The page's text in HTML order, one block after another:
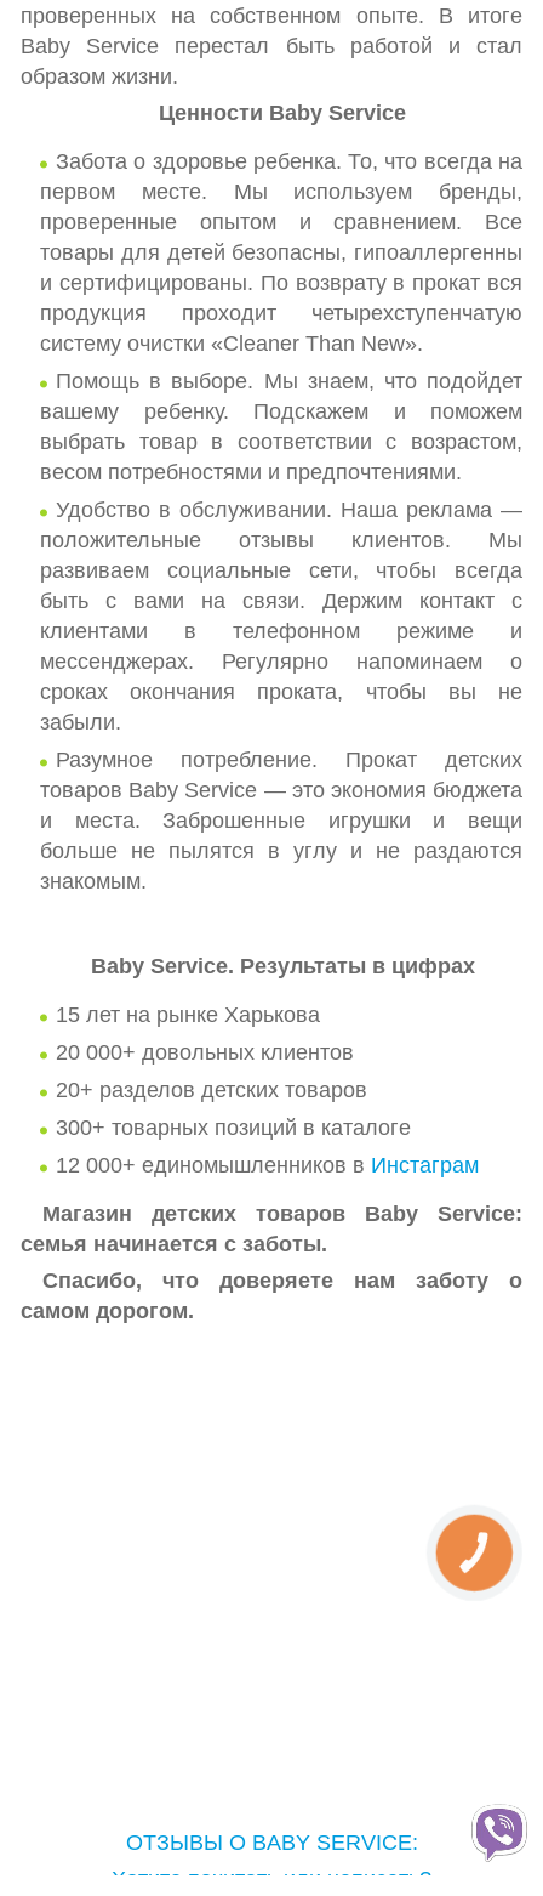
проверенных на собственном опыте. В итоге
Baby Service перестал быть работой и стал
образом жизни.
Ценности Baby Service
Забота о здоровье ребенка. То, что всегда на
первом месте. Мы используем бренды,
проверенные опытом и сравнением. Все
товары для детей безопасны, гипоаллергенны
и сертифицированы. По возврату в прокат вся
продукция проходит четырехступенчатую
систему очистки «Cleaner Than New».
Помощь в выборе. Мы знаем, что подойдет
вашему ребенку. Подскажем и поможем
выбрать товар в соответствии с возрастом,
весом потребностями и предпочтениями.
Удобство в обслуживании. Наша реклама —
положительные отзывы клиентов. Мы
развиваем социальные сети, чтобы всегда
быть с вами на связи. Держим контакт с
клиентами в телефонном режиме и
мессенджерах. Регулярно напоминаем о
сроках окончания проката, чтобы вы не
забыли.
Разумное потребление. Прокат детских
товаров Baby Service — это экономия бюджета
и места. Заброшенные игрушки и вещи
больше не пылятся в углу и не раздаются
знакомым.
Baby Service. Результаты в цифрах
15 лет на рынке Харькова
20 000+ довольных клиентов
20+ разделов детских товаров
300+ товарных позиций в каталоге
12 000+ единомышленников в Инстаграм
Магазин детских товаров Baby Service:
семья начинается с заботы.
Спасибо, что доверяете нам заботу о
самом дорогом.
ОТЗЫВЫ О BABY SERVICE:
Хотите почитать или написать?
КНОПКА
ЗВ'ЯЗКУ